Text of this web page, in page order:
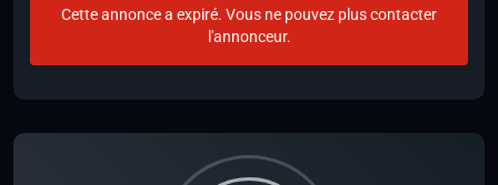
Cette annonce a expiré. Vous ne pouvez plus contacter
l'annonceur.